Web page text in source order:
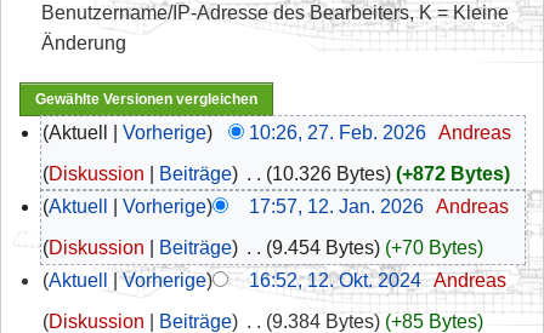
Benutzername/IP-Adresse des Bearbeiters, K = Kleine
Änderung
Aktuell Vorherige 10:26, 27. Feb. 2026‎ Andreas
Diskussion
Beiträge 10.326 Bytes
+872 Bytes
Aktuell
Vorherige 17:57, 12. Jan. 2026‎ Andreas
Diskussion
Beiträge 9.454 Bytes
+70 Bytes
Aktuell
Vorherige 16:52, 12. Okt. 2024‎ Andreas
Diskussion
Beiträge 9.384 Bytes
+85 Bytes